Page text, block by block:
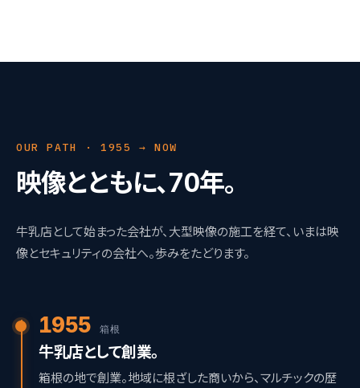
OUR PATH · 1955 → NOW
映像とともに、70年。
牛乳店として始まった会社が、大型映像の施工を経て、いまは映
像とセキュリティの会社へ。歩みをたどります。
1955 箱根
牛乳店として創業。
箱根の地で創業。地域に根ざした商いから、マルチックの歴